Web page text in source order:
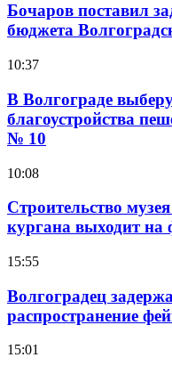
Бочаров поставил
бюджета
10:37
В Волгограде
благоустройства
№ 10
10:08
Строительство
кургана выходит
15:55
Волгоградец
распространение
15:01